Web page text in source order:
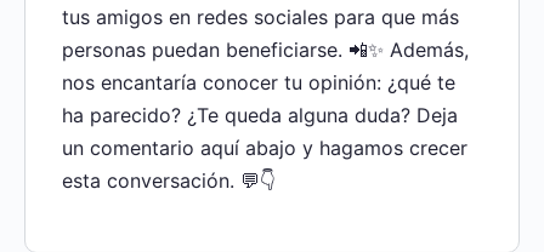
tus amigos en redes sociales para que más
personas puedan beneficiarse. 📲✨ Además,
nos encantaría conocer tu opinión: ¿qué te
ha parecido? ¿Te queda alguna duda? Deja
un comentario aquí abajo y hagamos crecer
esta conversación. 💬👇